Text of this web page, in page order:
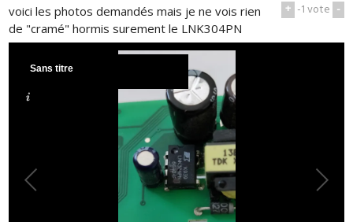
+ -1vote -
voici les photos demandés mais je ne vois rien
de "cramé" hormis surement le LNK304PN
Sans titre